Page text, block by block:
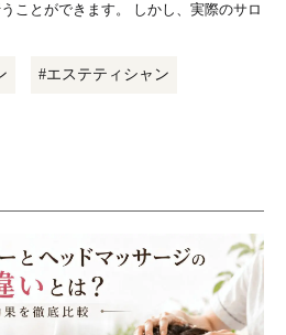
ことができます。 しかし、実際のサロ
#エステティシャン